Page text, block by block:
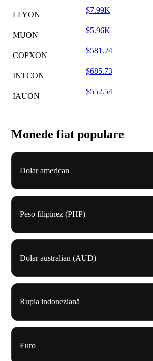
LLYON
$7.99K
MUON
$5.96K
COPXON
$581.24
INTCON
$685.73
IAUON
$552.54
Monede fiat populare
Dolar american
Peso filipinez (PHP)
Dolar australian (AUD)
Rupia indoneziană
Euro